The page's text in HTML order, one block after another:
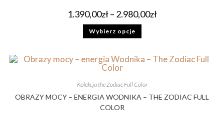
1.390,00zł – 2.980,00zł
Wybierz opcje
Kolekcja the Zodiac Full Color
OBRAZY MOCY – ENERGIA WODNIKA – THE ZODIAC FULL
COLOR